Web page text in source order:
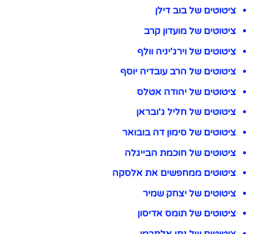
ציטוטים של בוב דילן
ציטוטים של מועדון קרב
ציטוטים של וירג'יניה וולף
ציטוטים של הרב עובדיה יוסף
ציטוטים של יהודה אטלס
ציטוטים של חליל ג'ובראן
ציטוטים של סימון דה בובואר
ציטוטים של חוכמת הבייגלה
ציטוטים ממחפשים את אלסקה
ציטוטים של יצחק שמיר
ציטוטים של תומס אדיסון